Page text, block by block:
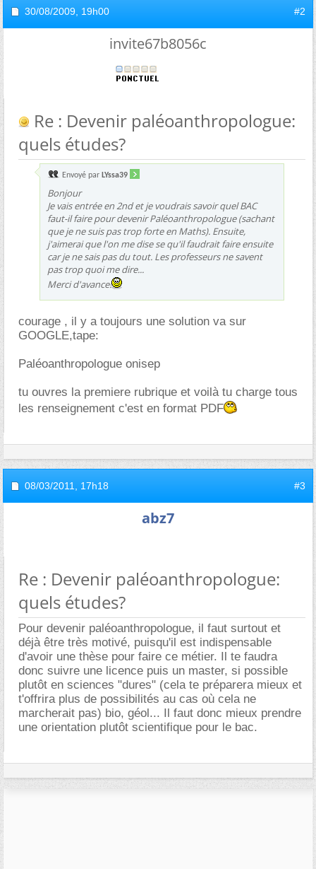
30/08/2009, 19h00 #2
invite67b8056c
Re : Devenir paléoanthropologue:
quels études?
Envoyé par LYssa39
Bonjour
Je vais entrée en 2nd et je voudrais savoir quel BAC
faut-il faire pour devenir Paléoanthropologue (sachant
que je ne suis pas trop forte en Maths). Ensuite,
j'aimerai que l'on me dise se qu'il faudrait faire ensuite
car je ne sais pas du tout. Les professeurs ne savent
pas trop quoi me dire...
Merci d'avance!
courage , il y a toujours une solution va sur
GOOGLE,tape:
Paléoanthropologue onisep
tu ouvres la premiere rubrique et voilà tu charge tous
les renseignement c'est en format PDF
08/03/2011, 17h18 #3
abz7
Re : Devenir paléoanthropologue:
quels études?
Pour devenir paléoanthropologue, il faut surtout et
déjà être très motivé, puisqu'il est indispensable
d'avoir une thèse pour faire ce métier. Il te faudra
donc suivre une licence puis un master, si possible
plutôt en sciences "dures" (cela te préparera mieux et
t'offrira plus de possibilités au cas où cela ne
marcherait pas) bio, géol... Il faut donc mieux prendre
une orientation plutôt scientifique pour le bac.